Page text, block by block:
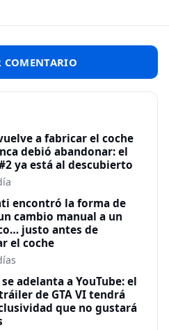
a fabricar el coche
debió abandonar: el
ya está al descubierto
encontró la forma de
cambio manual a un
justo antes de
el coche
adelanta a YouTube: el
de GTA VI tendrá
que no gustará